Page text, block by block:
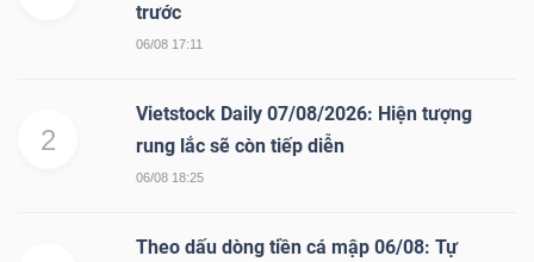
trước
06/08 17:11
2
Vietstock Daily 07/08/2026: Hiện tượng
rung lắc sẽ còn tiếp diễn
06/08 18:25
Theo dấu dòng tiền cá mập 06/08: Tự